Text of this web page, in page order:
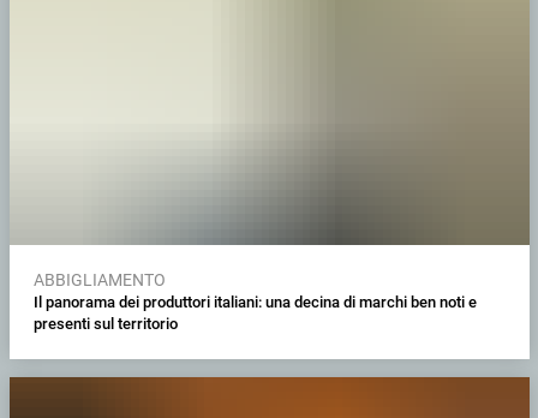
ABBIGLIAMENTO
Il panorama dei produttori italiani: una decina di marchi ben noti e
presenti sul territorio